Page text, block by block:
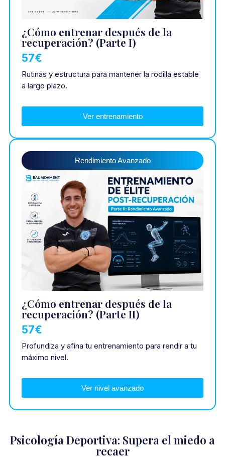
¿Cómo entrenar después de la
recuperación? (Parte I)
57€
Rutinas y estructura para mantener la rodilla estable
a largo plazo.
Ver entrenamiento
Rendimiento Avanzado
¿Cómo entrenar después de la
recuperación? (Parte II)
57€
Profundiza y afina tu entrenamiento para rendir a tu
máximo nivel.
Ver nivel avanzado
Psicología Deportiva: Supera el miedo a
recaer